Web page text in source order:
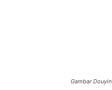
Gambar Douyin